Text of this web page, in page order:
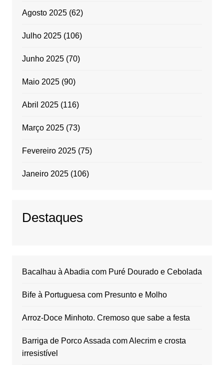
Agosto 2025(62)
Julho 2025(106)
Junho 2025(70)
Maio 2025(90)
Abril 2025(116)
Março 2025(73)
Fevereiro 2025(75)
Janeiro 2025(106)
Destaques
Bacalhau à Abadia com Puré Dourado e Cebolada
Bife à Portuguesa com Presunto e Molho
Arroz-Doce Minhoto. Cremoso que sabe a festa
Barriga de Porco Assada com Alecrim e crosta
irresistível